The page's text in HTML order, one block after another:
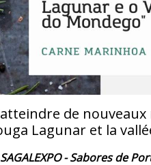
de
Lagunar et la
SAGALEXPO - Sabores de